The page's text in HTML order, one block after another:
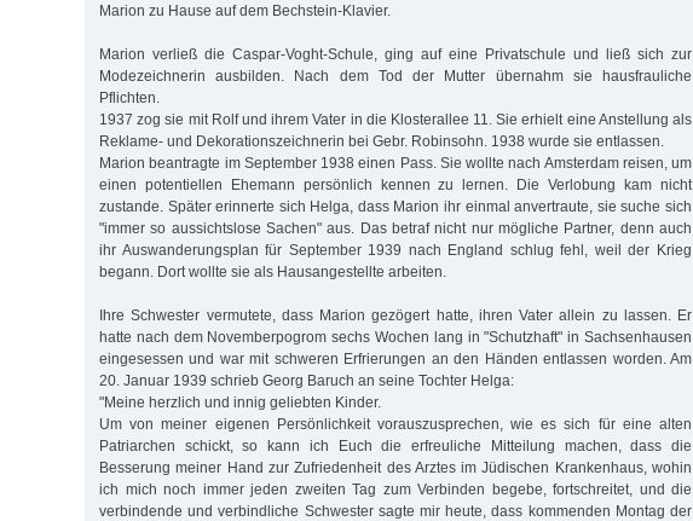
Marion zu Hause auf dem Bechstein-Klavier.
Marion verließ die Caspar-Voght-Schule, ging auf eine Privatschule und ließ sich zur
Modezeichnerin ausbilden. Nach dem Tod der Mutter übernahm sie hausfrauliche
Pflichten.
1937 zog sie mit Rolf und ihrem Vater in die Klosterallee 11. Sie erhielt eine Anstellung als
Reklame- und Dekorationszeichnerin bei Gebr. Robinsohn. 1938 wurde sie entlassen.
Marion beantragte im September 1938 einen Pass. Sie wollte nach Amsterdam reisen, um
einen potentiellen Ehemann persönlich kennen zu lernen. Die Verlobung kam nicht
zustande. Später erinnerte sich Helga, dass Marion ihr einmal anvertraute, sie suche sich
"immer so aussichtslose Sachen" aus. Das betraf nicht nur mögliche Partner, denn auch
ihr Auswanderungsplan für September 1939 nach England schlug fehl, weil der Krieg
begann. Dort wollte sie als Hausangestellte arbeiten.
Ihre Schwester vermutete, dass Marion gezögert hatte, ihren Vater allein zu lassen. Er
hatte nach dem Novemberpogrom sechs Wochen lang in "Schutzhaft" in Sachsenhausen
eingesessen und war mit schweren Erfrierungen an den Händen entlassen worden. Am
20. Januar 1939 schrieb Georg Baruch an seine Tochter Helga:
"Meine herzlich und innig geliebten Kinder.
Um von meiner eigenen Persönlichkeit vorauszusprechen, wie es sich für eine alten
Patriarchen schickt, so kann ich Euch die erfreuliche Mitteilung machen, dass die
Besserung meiner Hand zur Zufriedenheit des Arztes im Jüdischen Krankenhaus, wohin
ich mich noch immer jeden zweiten Tag zum Verbinden begebe, fortschreitet, und die
verbindende und verbindliche Schwester sagte mir heute, dass kommenden Montag der